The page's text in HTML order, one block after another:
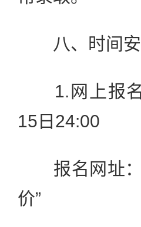
八、时间安
1.网上报名
15日24:00
报名网址：
价”